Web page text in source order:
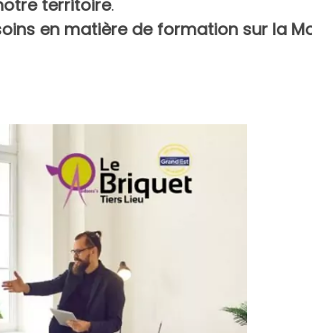
territoire.
en matière de formation sur la